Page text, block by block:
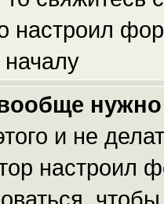
настроил
началу
нужно
и не
настроил